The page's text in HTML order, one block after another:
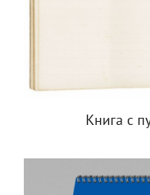
Книга с